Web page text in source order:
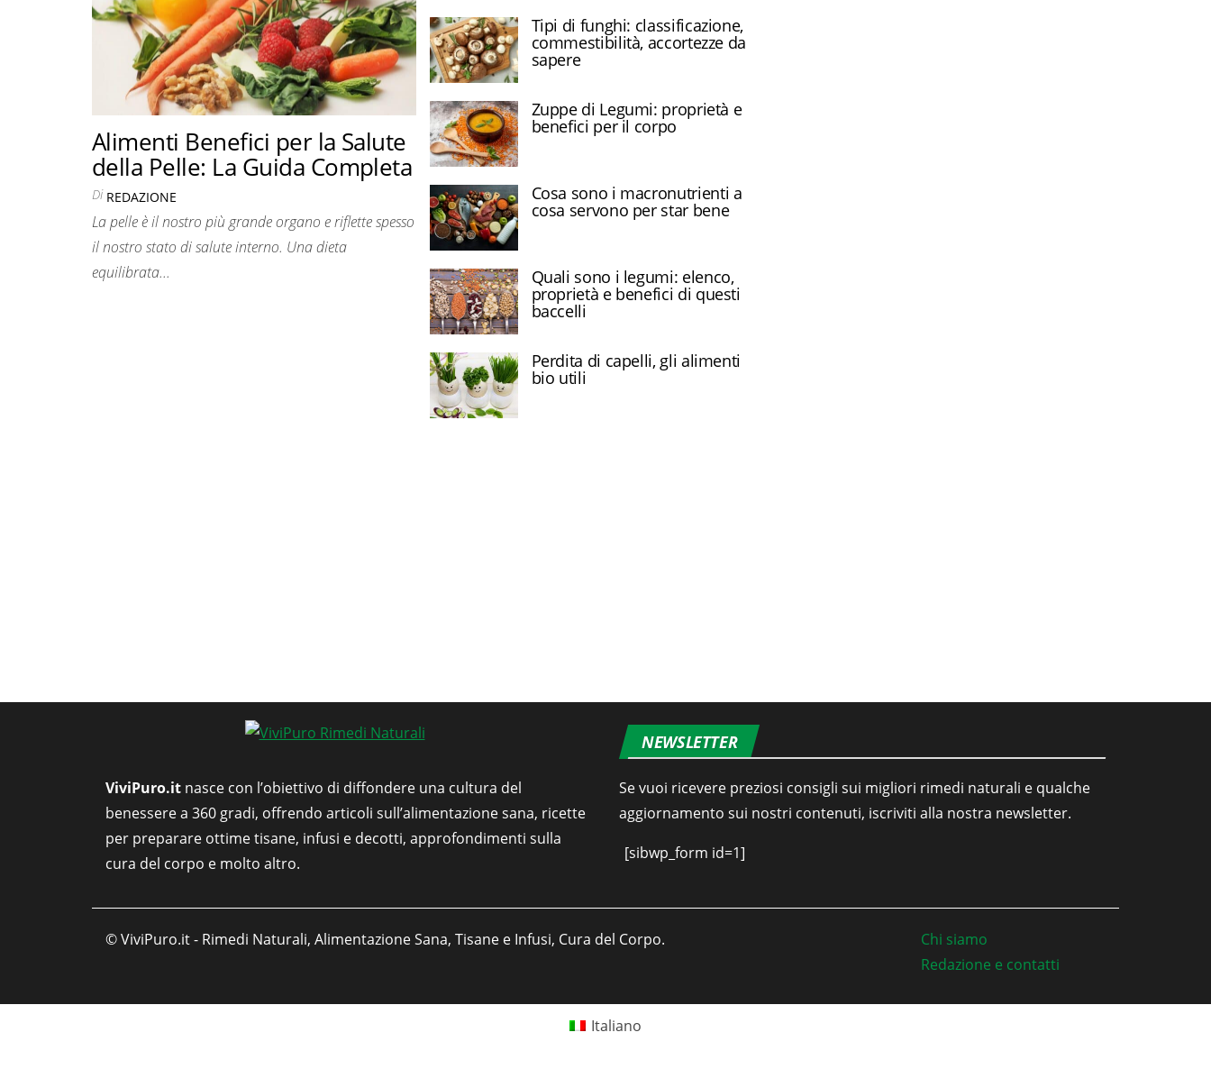
Alimenti Benefici per la Salute
della Pelle: La Guida Completa
Di REDAZIONE
La pelle è il nostro più grande organo e riflette spesso
il nostro stato di salute interno. Una dieta
equilibrata...
Tipi di funghi: classificazione,
commestibilità, accortezze da
sapere
Zuppe di Legumi: proprietà e
benefici per il corpo
Cosa sono i macronutrienti a
cosa servono per star bene
Quali sono i legumi: elenco,
proprietà e benefici di questi
baccelli
Perdita di capelli, gli alimenti
bio utili
ViviPuro.it nasce con l’obiettivo di diffondere una cultura del
benessere a 360 gradi, offrendo articoli sull’alimentazione sana, ricette
per preparare ottime tisane, infusi e decotti, approfondimenti sulla
cura del corpo e molto altro.
NEWSLETTER
Se vuoi ricevere preziosi consigli sui migliori rimedi naturali e qualche
aggiornamento sui nostri contenuti, iscriviti alla nostra newsletter.
[sibwp_form id=1]
© ViviPuro.it - Rimedi Naturali, Alimentazione Sana, Tisane e Infusi, Cura del Corpo.
Chi siamo
Redazione e contatti
Italiano